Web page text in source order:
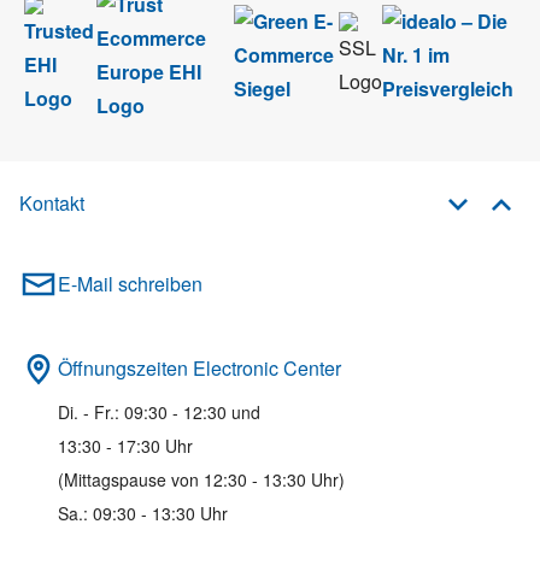
Kontakt
E-Mail schreiben
Öffnungszeiten Electronic Center
Di. - Fr.: 09:30 - 12:30 und
13:30 - 17:30 Uhr
(Mittagspause von 12:30 - 13:30 Uhr)
Sa.: 09:30 - 13:30 Uhr